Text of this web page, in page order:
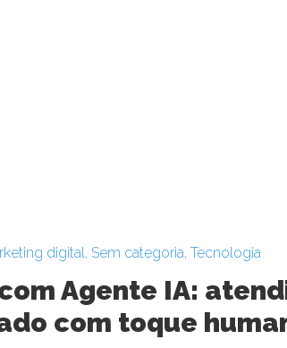
digital, Sem categoria, Tecnologia
Agente IA:
com toque